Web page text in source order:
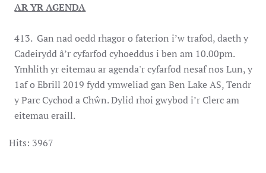
AR YR AGENDA
413. Gan nad oedd rhagor o faterion i’w trafod, daeth y
Cadeirydd â’r cyfarfod cyhoeddus i ben am 10.00pm.
Ymhlith yr eitemau ar agenda'r cyfarfod nesaf nos Lun, y
1af o Ebrill 2019 fydd ymweliad gan Ben Lake AS, Tendr
y Parc Cychod a Chŵn. Dylid rhoi gwybod i’r Clerc am
eitemau eraill.
Hits: 3967